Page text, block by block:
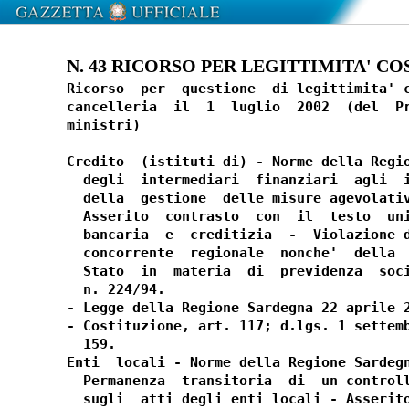
N. 43 RICORSO PER LEGITTIMITA'
Ricorso  per  questione  di legittimita'
cancelleria  il  1  luglio  2002  (del
ministri)
Credito  (istituti di) - Norme della
degli  intermediari  finanziari  agli
della  gestione  delle misure
Asserito  contrasto  con  il  testo
bancaria  e  creditizia  -  Violazione
concorrente  regionale  nonche'  della
Stato  in  materia  di  previdenza
  n. 224/94.
- Legge della Regione Sardegna 22
- Costituzione, art. 117; d.lgs. 1
  159.
Enti  locali - Norme della Regione
Permanenza  transitoria  di  un
sugli  atti degli enti locali -